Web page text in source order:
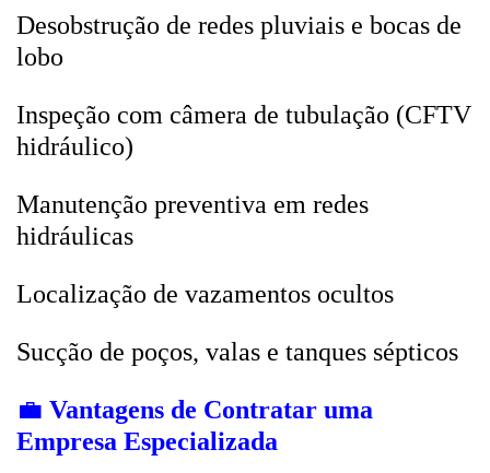
Desobstrução de redes pluviais e bocas de
lobo
Inspeção com câmera de tubulação (CFTV
hidráulico)
Manutenção preventiva em redes
hidráulicas
Localização de vazamentos ocultos
Sucção de poços, valas e tanques sépticos
💼 Vantagens de Contratar uma
Empresa Especializada